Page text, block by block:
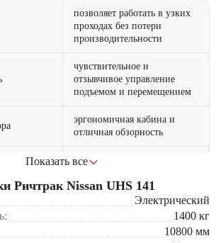
позволяет работать в узких
проходах без потери
производительности
чувствительное и
отзывчивое управление
подъемом и перемещением
эргономичная кабина и
отличная обзорность
экономичная электрическая
эксплуатационные расходы
Nissan UHS 141?
Показать все
Ричтрак Nissan UHS 141
Электрический
1400 кг
10800 мм